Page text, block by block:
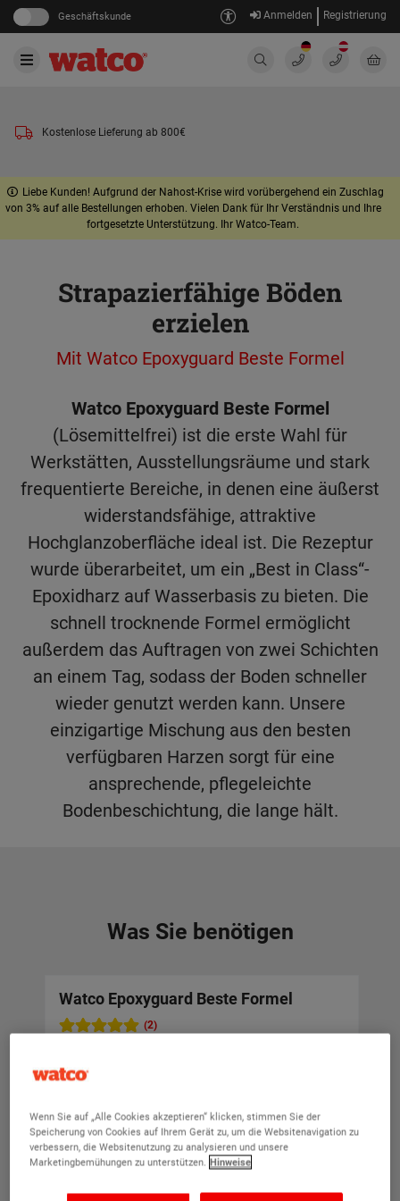
Geschäftskunde Anmelden Registrierung
Kostenlose Lieferung ab 800€
Liebe Kunden! Aufgrund der Nahost-Krise wird vorübergehend ein Zuschlag
von 3% auf alle Bestellungen erhoben. Vielen Dank für Ihr Verständnis und Ihre
fortgesetzte Unterstützung. Ihr Watco-Team.
Strapazierfähige Böden
erzielen
Mit Watco Epoxyguard Beste Formel
Watco Epoxyguard Beste Formel
(Lösemittelfrei) ist die erste Wahl für
Werkstätten, Ausstellungsräume und stark
frequentierte Bereiche, in denen eine äußerst
widerstandsfähige, attraktive
Hochglanzoberfläche ideal ist. Die Rezeptur
wurde überarbeitet, um ein „Best in Class“-
Epoxidharz auf Wasserbasis zu bieten. Die
schnell trocknende Formel ermöglicht
außerdem das Auftragen von zwei Schichten
an einem Tag, sodass der Boden schneller
wieder genutzt werden kann. Unsere
einzigartige Mischung aus den besten
verfügbaren Harzen sorgt für eine
ansprechende, pflegeleichte
Bodenbeschichtung, die lange hält.
Was Sie benötigen
Watco Epoxyguard Beste Formel
(2)
und
Ausstellungsräume.
Eine robuste
Epoxidharz-
Wenn Sie auf „Alle Cookies akzeptieren“ klicken, stimmen Sie der
Speicherung von Cookies auf Ihrem Gerät zu, um die Websitenavigation zu
verbessern, die Websitenutzung zu analysieren und unsere
Marketingbemühungen zu unterstützen. Hinweise